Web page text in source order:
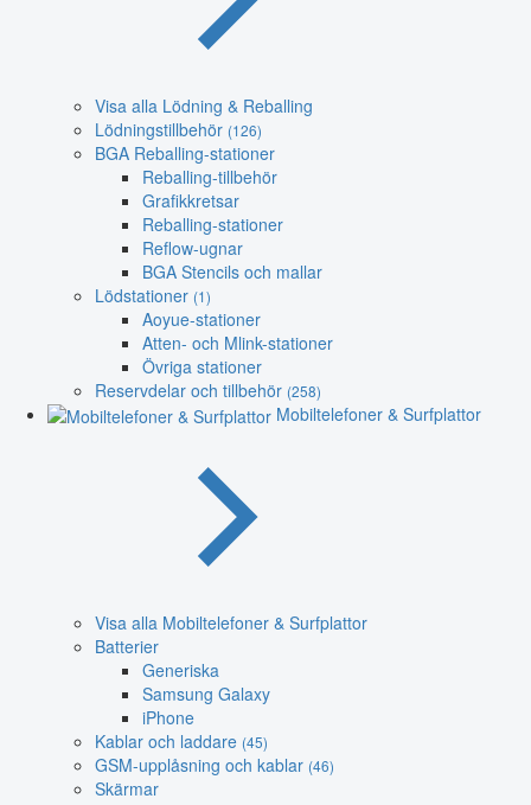
Visa alla Lödning & Reballing
Lödningstillbehör (126)
BGA Reballing-stationer
Reballing-tillbehör
Grafikkretsar
Reballing-stationer
Reflow-ugnar
BGA Stencils och mallar
Lödstationer (1)
Aoyue-stationer
Atten- och Mlink-stationer
Övriga stationer
Reservdelar och tillbehör (258)
Mobiltelefoner & Surfplattor
Visa alla Mobiltelefoner & Surfplattor
Batterier
Generiska
Samsung Galaxy
iPhone
Kablar och laddare (45)
GSM-upplåsning och kablar (46)
Skärmar